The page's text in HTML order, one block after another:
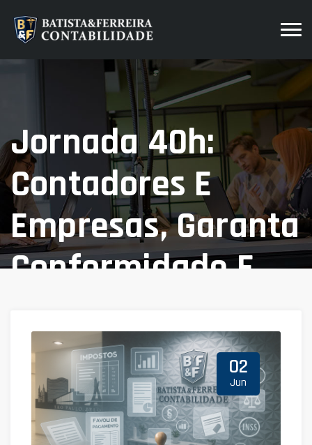
Jornada 40h:
Contadores E
Empresas, Garanta
Conformidade E
Blog
02
Jun